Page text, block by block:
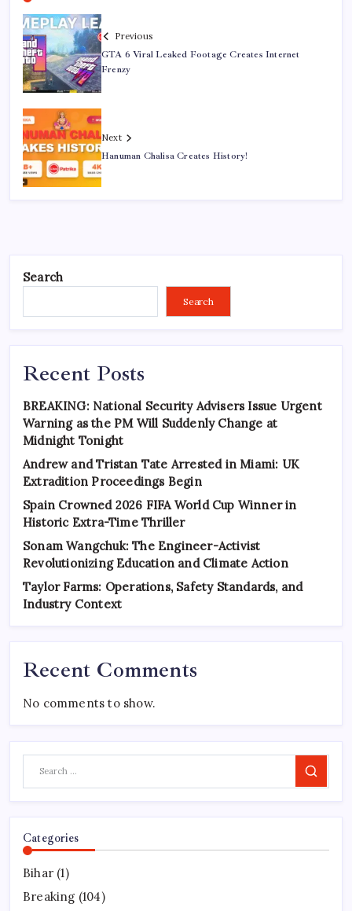
Previous
GTA 6 Viral Leaked Footage Creates Internet
Frenzy
Next
Hanuman Chalisa Creates History!
Search
Search
Recent Posts
BREAKING: National Security Advisers Issue Urgent
Warning as the PM Will Suddenly Change at
Midnight Tonight
Andrew and Tristan Tate Arrested in Miami: UK
Extradition Proceedings Begin
Spain Crowned 2026 FIFA World Cup Winner in
Historic Extra-Time Thriller
Sonam Wangchuk: The Engineer-Activist
Revolutionizing Education and Climate Action
Taylor Farms: Operations, Safety Standards, and
Industry Context
Recent Comments
No comments to show.
Search
Categories
Bihar (1)
Breaking (104)